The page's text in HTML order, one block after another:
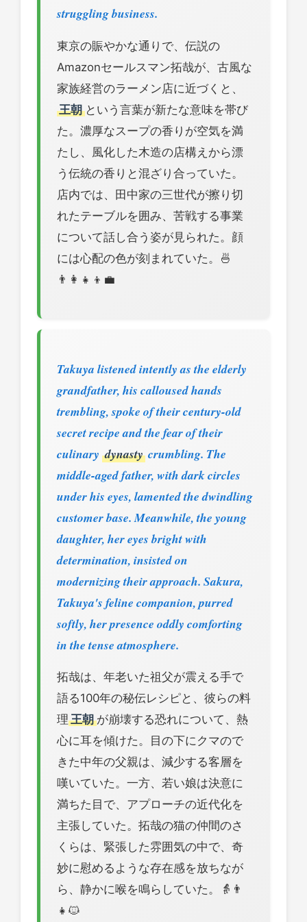
struggling business.
東京の賑やかな通りで、伝説の
Amazonセールスマン拓哉が、古風な
家族経営のラーメン店に近づくと、
王朝という言葉が新たな意味を帯び
た。濃厚なスープの香りが空気を満
たし、風化した木造の店構えから漂
う伝統の香りと混ざり合っていた。
店内では、田中家の三世代が擦り切
れたテーブルを囲み、苦戦する事業
について話し合う姿が見られた。顔
には心配の色が刻まれていた。🍜
👨‍👩‍👧‍👦💼
Takuya listened intently as the elderly
grandfather, his calloused hands
trembling, spoke of their century-old
secret recipe and the fear of their
culinary dynasty crumbling. The
middle-aged father, with dark circles
under his eyes, lamented the dwindling
customer base. Meanwhile, the young
daughter, her eyes bright with
determination, insisted on
modernizing their approach. Sakura,
Takuya's feline companion, purred
softly, her presence oddly comforting
in the tense atmosphere.
拓哉は、年老いた祖父が震える手で
語る100年の秘伝レシピと、彼らの料
理 王朝が崩壊する恐れについて、熱
心に耳を傾けた。目の下にクマので
きた中年の父親は、減少する客層を
嘆いていた。一方、若い娘は決意に
満ちた目で、アプローチの近代化を
主張していた。拓哉の猫の仲間のさ
くらは、緊張した雰囲気の中で、奇
妙に慰めるような存在感を放ちなが
ら、静かに喉を鳴らしていた。👵👨
👧🐱